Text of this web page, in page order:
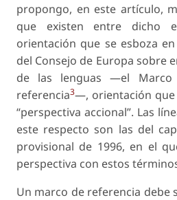
propongo, en este artículo,
que existen entre dicho
orientación que se esboza
del Consejo de Europa sobre
de las lenguas —el Marco
referencia3—, orientación
“perspectiva accional”. Las
este respecto son las del
provisional de 1996, en el
perspectiva con estos
Un marco de referencia debe